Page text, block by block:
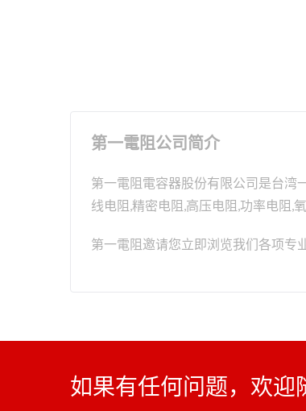
第一電阻公司简介
第一電阻電容器股份有限公司是台湾
线电阻,精密电阻,高压电阻,功率电阻,
第一電阻邀请您立即浏览我们各项专
如果有任何问题，欢迎